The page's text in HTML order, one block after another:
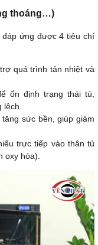
thoáng…)
đáp ứng được 4 tiêu chí
quá trình tản nhiệt và
ổn định trạng thái tủ,
lệch.
sức bền, giúp giảm
trực tiếp vào thân tủ
oxy hóa).